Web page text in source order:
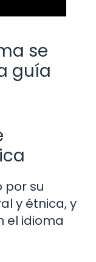
se
guía
por su
y étnica, y
el idioma